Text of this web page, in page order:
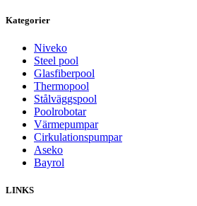
Kategorier
Niveko
Steel pool
Glasfiberpool
Thermopool
Stålväggspool
Poolrobotar
Värmepumpar
Cirkulationspumpar
Aseko
Bayrol
LINKS